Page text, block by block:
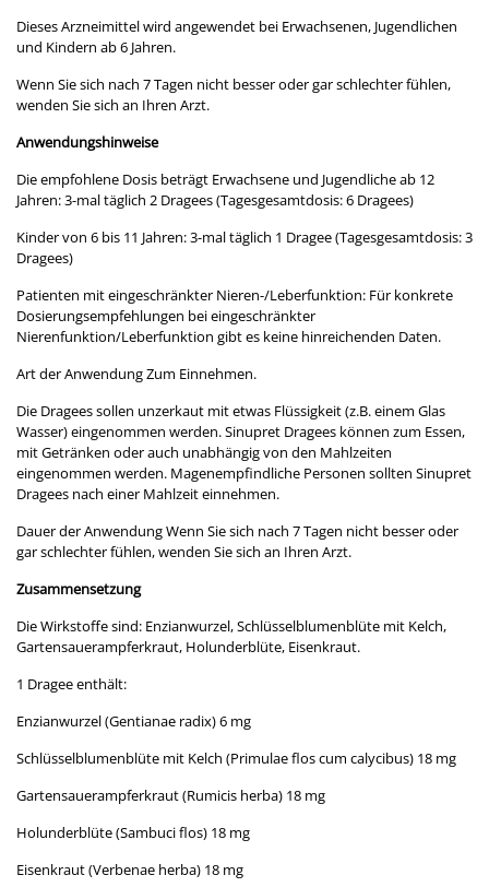
Dieses Arzneimittel wird angewendet bei Erwachsenen, Jugendlichen
und Kindern ab 6 Jahren.
Wenn Sie sich nach 7 Tagen nicht besser oder gar schlechter fühlen,
wenden Sie sich an Ihren Arzt.
Anwendungshinweise
Die empfohlene Dosis beträgt Erwachsene und Jugendliche ab 12
Jahren: 3-mal täglich 2 Dragees (Tagesgesamtdosis: 6 Dragees)
Kinder von 6 bis 11 Jahren: 3-mal täglich 1 Dragee (Tagesgesamtdosis: 3
Dragees)
Patienten mit eingeschränkter Nieren-/Leberfunktion: Für konkrete
Dosierungsempfehlungen bei eingeschränkter
Nierenfunktion/Leberfunktion gibt es keine hinreichenden Daten.
Art der Anwendung Zum Einnehmen.
Die Dragees sollen unzerkaut mit etwas Flüssigkeit (z.B. einem Glas
Wasser) eingenommen werden. Sinupret Dragees können zum Essen,
mit Getränken oder auch unabhängig von den Mahlzeiten
eingenommen werden. Magenempfindliche Personen sollten Sinupret
Dragees nach einer Mahlzeit einnehmen.
Dauer der Anwendung Wenn Sie sich nach 7 Tagen nicht besser oder
gar schlechter fühlen, wenden Sie sich an Ihren Arzt.
Zusammensetzung
Die Wirkstoffe sind: Enzianwurzel, Schlüsselblumenblüte mit Kelch,
Gartensauerampferkraut, Holunderblüte, Eisenkraut.
1 Dragee enthält:
Enzianwurzel (Gentianae radix) 6 mg
Schlüsselblumenblüte mit Kelch (Primulae flos cum calycibus) 18 mg
Gartensauerampferkraut (Rumicis herba) 18 mg
Holunderblüte (Sambuci flos) 18 mg
Eisenkraut (Verbenae herba) 18 mg